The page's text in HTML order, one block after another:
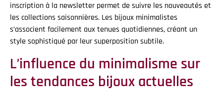
inscription à la newsletter permet de suivre les nouveautés et
les collections saisonnières. Les bijoux minimalistes
s’associent facilement aux tenues quotidiennes, créant un
style sophistiqué par leur superposition subtile.
L’influence du minimalisme sur
les tendances bijoux actuelles